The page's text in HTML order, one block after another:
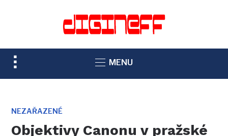
TOGGLE
SIDEBAR
NAVIGATION
MENU
NEZAŘAZENÉ
Objektivy Canonu v pražské